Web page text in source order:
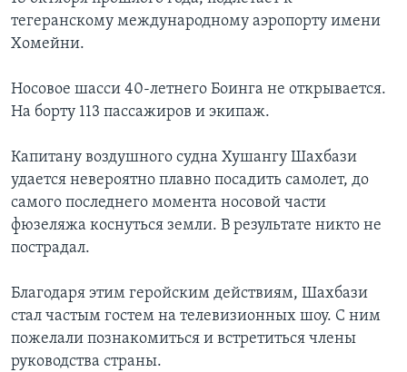
тегеранскому международному аэропорту имени
Хомейни.
Носовое шасси 40-летнего Боинга не открывается.
На борту 113 пассажиров и экипаж.
Капитану воздушного судна Хушангу Шахбази
удается невероятно плавно посадить самолет, до
самого последнего момента носовой части
фюзеляжа коснуться земли. В результате никто не
пострадал.
Благодаря этим геройским действиям, Шахбази
стал частым гостем на телевизионных шоу. С ним
пожелали познакомиться и встретиться члены
руководства страны.